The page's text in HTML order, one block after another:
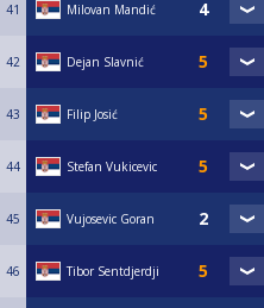
41 Milovan Mandić
42 Dejan Slavnić
43 Filip Josić
44 Stefan Vukicevic
45 Vujosevic Goran
46 Tibor Sentdjerdji